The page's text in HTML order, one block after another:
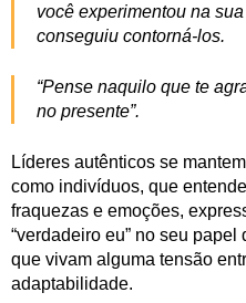
você experimentou na
conseguiu contorná-los.
“Pense naquilo que te
no presente”.
Líderes autênticos se
como indivíduos, que
fraquezas e emoções,
“verdadeiro eu” no seu
que vivam alguma tensão
adaptabilidade.